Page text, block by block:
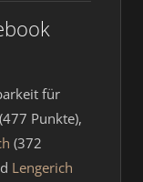
für
(477 Punkte),
(372
Lengerich